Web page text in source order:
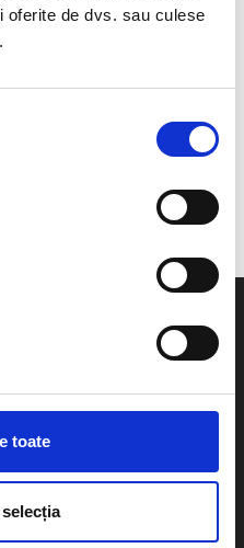
oferite de dvs. sau culese
toate
Pret la cerere
Sitemap